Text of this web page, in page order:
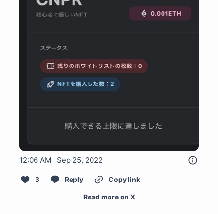
12:06 AM · Sep 25, 2022
3 Reply Copy link
Read more on X